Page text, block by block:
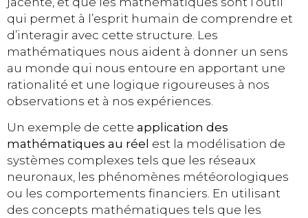
qui permet à l’esprit humain de comprendre et
d’interagir avec cette structure. Les
mathématiques nous aident à donner un sens
au monde qui nous entoure en apportant une
rationalité et une logique rigoureuses à nos
observations et à nos expériences.
Un exemple de cette application des
mathématiques au réel est la modélisation de
systèmes complexes tels que les réseaux
neuronaux, les phénomènes météorologiques
ou les comportements financiers. En utilisant
des concepts mathématiques tels que les